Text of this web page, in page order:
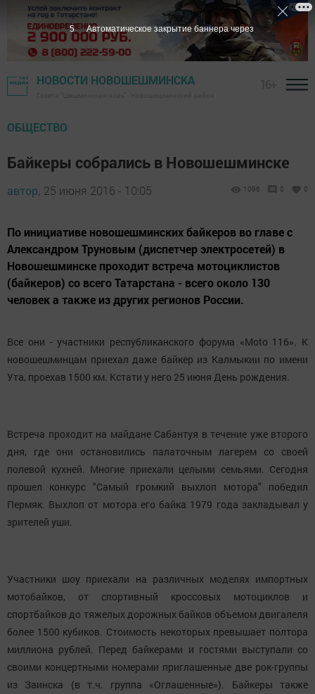
НОВОСТИ НОВОШЕШМИНСКА
ОБЩЕСТВО
Байкеры собрались в Новошешминске
автор, 25 июня 2016 - 10:05 1096 0 0
По инициативе новошешминских байкеров во главе с
Александром Труновым (диспетчер электросетей) в
Новошешминске проходит встреча мотоциклистов
(байкеров) со всего Татарстана - всего около 130
человек а также из других регионов России.
Все они - участники республиканского форума «Моto 116». К
новошешминцам приехал даже байкер из Калмыкии по имени
Ута, проехав 1500 км. Кстати у него 25 июня День рождения.
Встреча проходит на майдане Сабантуя в течение уже второго
дня, где они остановились палаточным лагерем со своей
полевой кухней. Многие приехали целыми семьями. Сегодня
прошел конкурс "Самый громкий выхлоп мотора" победил
Пермяк. Выхлоп от мотора его байка 1979 года закладывал у
зрителей уши.
Участники шоу приехали на различных моделях импортных
мотобайков, от спортивный кроссовых мотоциклов и
спортбайков до тяжелых дорожных байков объемом двигалеля
более 1500 кубиков. Стоимость некоторых превышает полтора
миллиона рублей. Перед байкерами и гостями выступали со
своими концертными номерами приглашенные две рок-группы
из Заинска (в т.ч. группа «Оглашенные»). Байкеры также
4 Автоматическое закрытие баннера через